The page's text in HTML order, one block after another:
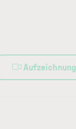
Aufzeichnung